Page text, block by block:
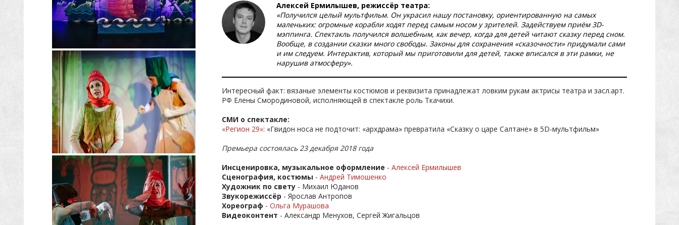
Алексей Ермилышев, режиссёр театра:
«Получился целый мультфильм. Он украсил нашу постановку, ориентированную на самых
маленьких: огромные корабли ходят перед самым носом у зрителей. Задействуем приём 3D-
мэппинга. Спектакль получился волшебным, как вечер, когда для детей читают сказку перед сном.
Вообще, в создании сказки много свободы. Законы для сохранения «сказочности» придумали сами
и им следуем. Интерактив, который мы приготовили для детей, также вписался в эти рамки, не
нарушив атмосферу».
Интересный факт: вязаные элементы костюмов и реквизита принадлежат ловким рукам актрисы театра и засл.арт.
РФ Елены Смородиновой, исполняющей в спектакле роль Ткачихи.
СМИ о спектакле:
«Регион 29»: «Гвидон носа не подточит: «архдрама» превратила «Сказку о царе Салтане» в 5D-мультфильм»
Премьера состоялась 23 декабря 2018 года
Инсценировка, музыкальное оформление - Алексей Ермилышев
Сценография, костюмы - Андрей Тимошенко
Художник по свету - Михаил Юданов
Звукорежиссёр - Ярослав Антропов
Хореограф - Ольга Мурашова
Видеоконтент - Александр Менухов, Сергей Жигальцов